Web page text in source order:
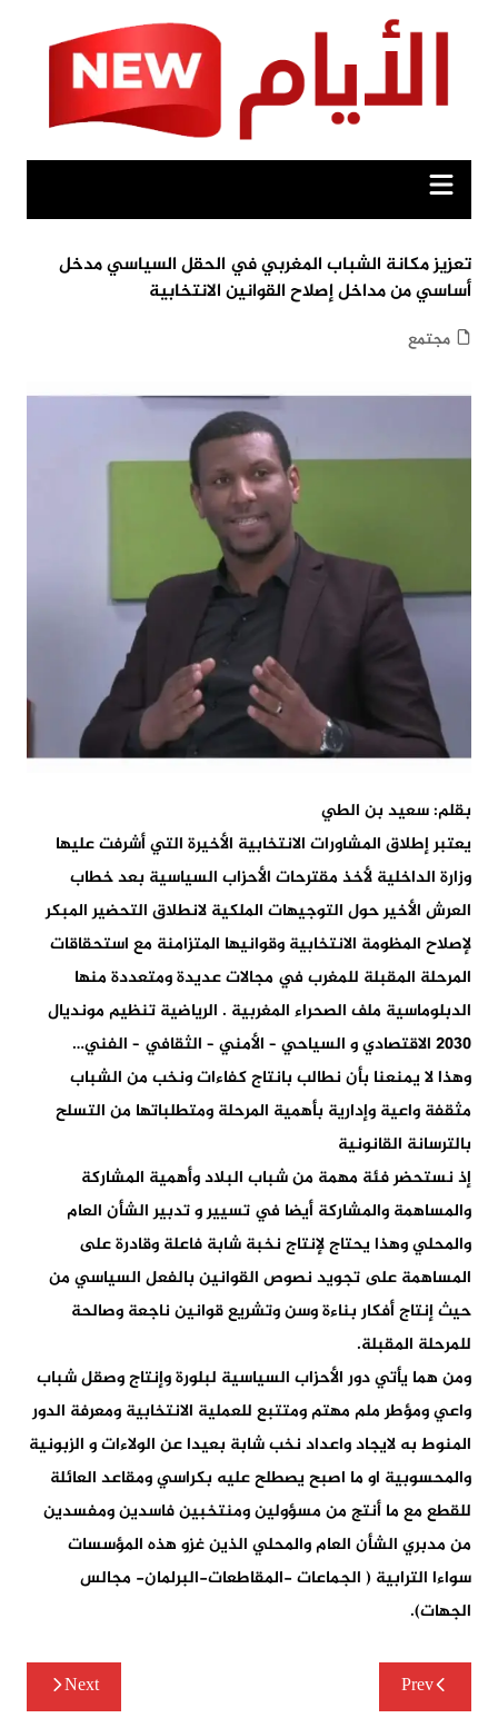
تعزيز مكانة الشباب المغربي في الحقل السياسي مدخل
أساسي من مداخل إصلاح القوانين الانتخابية
مجتمع
بقلم: سعيد بن الطي
يعتبر إطلاق المشاورات الانتخابية الأخيرة التي أشرفت عليها
وزارة الداخلية لأخذ مقترحات الأحزاب السياسية بعد خطاب
العرش الأخير حول التوجيهات الملكية لانطلاق التحضير المبكر
لإصلاح المظومة الانتخابية وقوانيها المتزامنة مع استحقاقات
المرحلة المقبلة للمغرب في مجالات عديدة ومتعددة منها
الدبلوماسية ملف الصحراء المغربية . الرياضية تنظيم مونديال
2030 الاقتصادي و السياحي – الأمني – الثقافي – الفني…
وهذا لا يمنعنا بأن نطالب بانتاج كفاءات ونخب من الشباب
مثقفة واعية وإدارية بأهمية المرحلة ومتطلباتها من التسلح
بالترسانة القانونية
إذ نستحضر فئة مهمة من شباب البلاد وأهمية المشاركة
والمساهمة والمشاركة أيضا في تسيير و تدبير الشأن العام
والمحلي وهذا يحتاج لإنتاج نخبة شابة فاعلة وقادرة على
المساهمة على تجويد نصوص القوانين بالفعل السياسي من
حيث إنتاج أفكار بناءة وسن وتشريع قوانين ناجعة وصالحة
للمرحلة المقبلة.
ومن هما يأتي دور الأحزاب السياسية لبلورة وإنتاج وصقل شباب
واعي ومؤطر ملم مهتم ومتتبع للعملية الانتخابية ومعرفة الدور
المنوط به لايجاد واعداد نخب شابة بعيدا عن الولاءات و الزبونية
والمحسوبية او ما اصبح يصطلح عليه بكراسي ومقاعد العائلة
للقطع مع ما أنتج من مسؤولين ومنتخبين فاسدين ومفسدين
من مدبري الشأن العام والمحلي الذين غزو هذه المؤسسات
سواءا الترابية ( الجماعات -المقاطعات-البرلمان- مجالس
الجهات).
تصفّح
المقالاتPrev
Next